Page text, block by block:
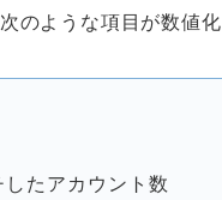
のような項目が数値化
したアカウント数